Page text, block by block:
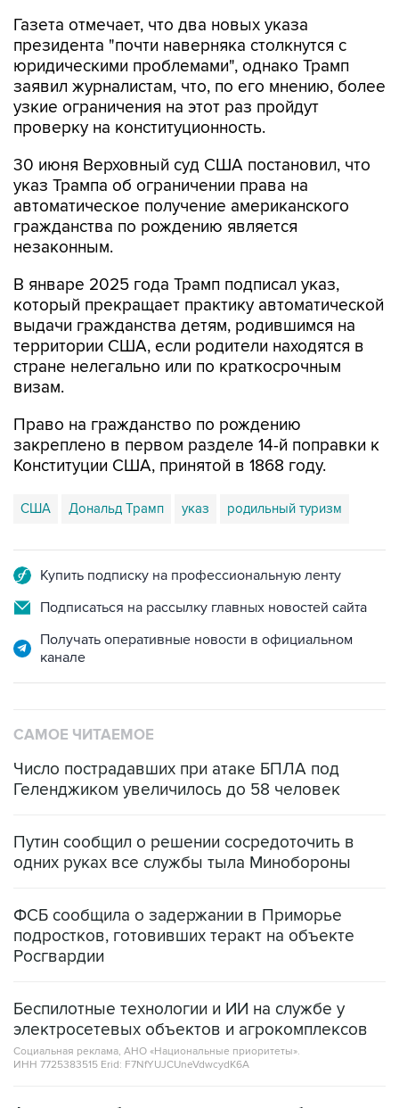
Газета отмечает, что два новых указа
президента "почти наверняка столкнутся с
юридическими проблемами", однако Трамп
заявил журналистам, что, по его мнению, более
узкие ограничения на этот раз пройдут
проверку на конституционность.
30 июня Верховный суд США постановил, что
указ Трампа об ограничении права на
автоматическое получение американского
гражданства по рождению является
незаконным.
В январе 2025 года Трамп подписал указ,
который прекращает практику автоматической
выдачи гражданства детям, родившимся на
территории США, если родители находятся в
стране нелегально или по краткосрочным
визам.
Право на гражданство по рождению
закреплено в первом разделе 14-й поправки к
Конституции США, принятой в 1868 году.
США Дональд Трамп указ родильный туризм
Купить подписку на профессиональную ленту
Подписаться на рассылку главных новостей сайта
Получать оперативные новости в официальном
канале
САМОЕ ЧИТАЕМОЕ
Число пострадавших при атаке БПЛА под
Геленджиком увеличилось до 58 человек
Путин сообщил о решении сосредоточить в
одних руках все службы тыла Минобороны
ФСБ сообщила о задержании в Приморье
подростков, готовивших теракт на объекте
Росгвардии
Беспилотные технологии и ИИ на службе у
электросетевых объектов и агрокомплексов
Социальная реклама, АНО «Национальные приоритеты».
ИНН 7725383515 Erid: F7NfYUJCUneVdwcydK6A